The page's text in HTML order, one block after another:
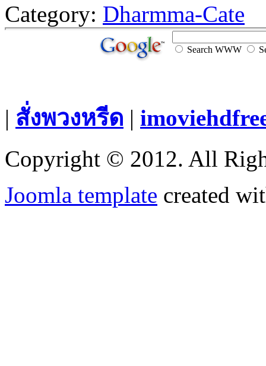
Category: Dharmma-Cate
Search WWW
| สั่งพวงหรีด |
Copyright © 2012. All
Joomla template created